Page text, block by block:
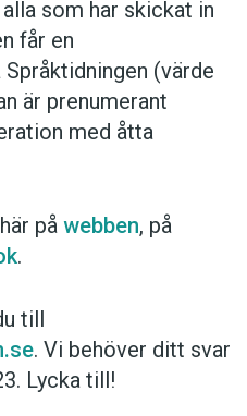
som har skickat in
får en
(värde
är prenumerant
med åtta
på webben, på
.
till
. Vi behöver ditt svar
Lycka till!